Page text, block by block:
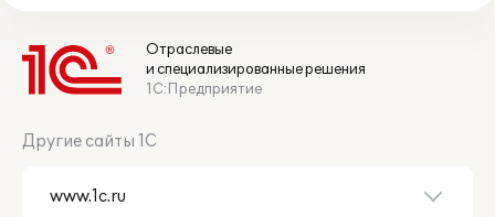
Отраслевые
и специализированные решения
1С:Предприятие
Другие сайты 1С